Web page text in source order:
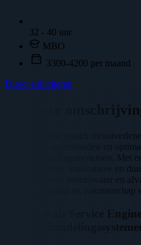
32 - 40 uur
MBO
3300-4200 per maand
Direct solliciteren
Vacature
Wij zijn een technisch
ontwerpen, onderhouden en
waterbehandelingssystemen. Met
zorgen wij voor innovatieve en
van drinkwater, proceswater en
betrouwbaarheid en vakmanschap
Jouw rol als Service